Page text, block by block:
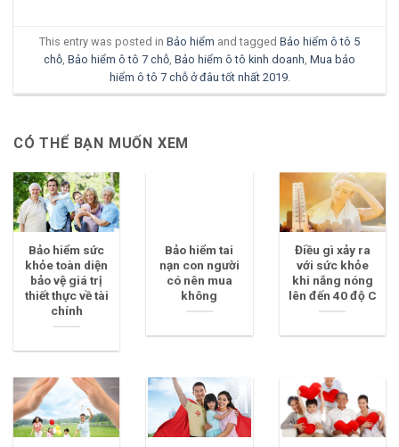
This entry was posted in Bảo hiểm and tagged Bảo hiểm ô tô 5
chỗ Bảo hiểm ô tô 7 chỗ Bảo hiểm ô tô kinh doanh Mua bảo
hiểm ô tô 7 chỗ ở đâu tốt nhất 2019.
CÓ THỂ BẠN MUỐN XEM
Bảo hiểm sức
khỏe toàn diện
bảo vệ giá trị
thiết thực về tài
chính
Bảo hiểm tai
nạn con người
có nên mua
không
Điều gì xảy ra
với sức khỏe
khi nắng nóng
lên đến 40 độ C